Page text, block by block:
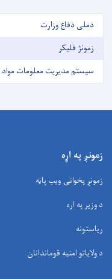
دملی دفاع وزارت
زمونژ فلیکر
سیستم مدیریت معلومات
زمونږ په اړه
زمونږ پخوانۍ ویب پاڼه
د وزیر په اره
ریاستونه
د ولایاتو امنیه قوماندانان